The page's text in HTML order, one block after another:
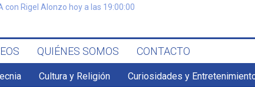
con Rigel Alonzo hoy a las 19:00:00
QUIÉNES SOMOS CONTACTO
Cultura y Religión Curiosidades y